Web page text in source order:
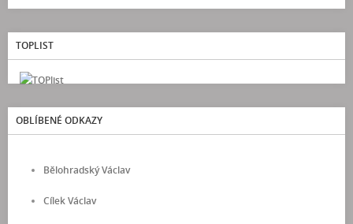
TOPLIST
OBLÍBENÉ ODKAZY
Bělohradský Václav
Cílek Václav